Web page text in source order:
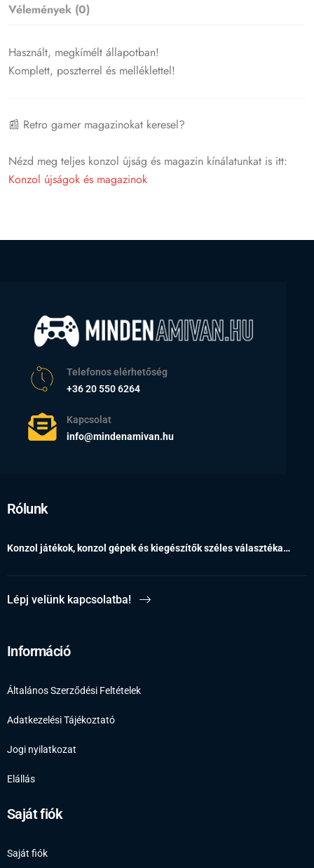
Vélemények (0)
Használt, megkímélt állapotban!
Komplett, poszterrel és melléklettel!
📰 Retro gamer magazinokat keresel?
Nézd meg teljes konzol újság és magazin kínálatunkat is itt:
Konzol újságok és magazinok
Telefonos elérhetőség
+36 20 550 6264
Kapcsolat
info@mindenamivan.hu
Rólunk
Konzol játékok, konzol gépek és kiegészítők széles választéka…
Lépj velünk kapcsolatba!
Információ
Általános Szerződési Feltételek
Adatkezelési Tájékoztató
Jogi nyilatkozat
Elállás
Saját fiók
Saját fiók